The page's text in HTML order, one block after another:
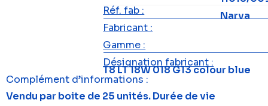
Réf. fab :
Fabricant :
Narva
Gamme :
Désignation fabricant :
T8 LT 18W 018 G13 colour blue
Complément d’informations :
Vendu par boite de 25 unités. Durée de vie